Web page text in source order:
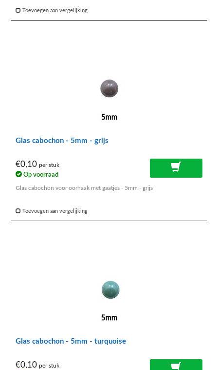
Toevoegen aan vergelijking
Glas cabochon - 5mm - grijs
€0,10 per stuk
Op voorraad
Glas cabochon voor oorhaak met gaatjes - 5mm - grijs
Toevoegen aan vergelijking
Glas cabochon - 5mm - turquoise
€0,10 per stuk